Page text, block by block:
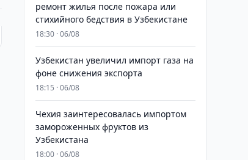
ремонт жилья после пожара или
стихийного бедствия в Узбекистане
18:30 · 06/08
Узбекистан увеличил импорт газа на
фоне снижения экспорта
18:15 · 06/08
Чехия заинтересовалась импортом
замороженных фруктов из
Узбекистана
18:00 · 06/08